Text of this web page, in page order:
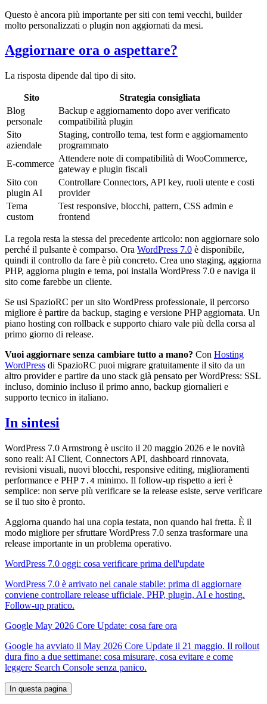
Questo è ancora più importante per siti con temi vecchi, builder
molto personalizzati o plugin non aggiornati da mesi.
Aggiornare ora o aspettare?
La risposta dipende dal tipo di sito.
Sito
Strategia consigliata
Blog
personale
Backup e aggiornamento dopo aver verificato
compatibilità plugin
Sito
aziendale
Staging, controllo tema, test form e aggiornamento
programmato
E-commerce
Attendere note di compatibilità di WooCommerce,
gateway e plugin fiscali
Sito con
plugin AI
Controllare Connectors, API key, ruoli utente e costi
provider
Tema
custom
Test responsive, blocchi, pattern, CSS admin e
frontend
La regola resta la stessa del precedente articolo: non aggiornare solo
perché il pulsante è comparso. Ora WordPress 7.0 è disponibile,
quindi il controllo da fare è più concreto. Crea uno staging, aggiorna
PHP, aggiorna plugin e tema, poi installa WordPress 7.0 e naviga il
sito come farebbe un cliente.
Se usi SpazioRC per un sito WordPress professionale, il percorso
migliore è partire da backup, staging e versione PHP aggiornata. Un
piano hosting con rollback e supporto chiaro vale più della corsa al
primo giorno di release.
Vuoi aggiornare senza cambiare tutto a mano? Con Hosting
WordPress di SpazioRC puoi migrare gratuitamente il sito da un
altro provider e partire da uno stack già pensato per WordPress: SSL
incluso, dominio incluso il primo anno, backup giornalieri e
supporto tecnico in italiano.
In sintesi
WordPress 7.0 Armstrong è uscito il 20 maggio 2026 e le novità
sono reali: AI Client, Connectors API, dashboard rinnovata,
revisioni visuali, nuovi blocchi, responsive editing, miglioramenti
performance e PHP 7.4 minimo. Il follow-up rispetto a ieri è
semplice: non serve più verificare se la release esiste, serve verificare
se il tuo sito è pronto.
Aggiorna quando hai una copia testata, non quando hai fretta. È il
modo migliore per sfruttare WordPress 7.0 senza trasformare una
release importante in un problema operativo.
WordPress 7.0 oggi: cosa verificare prima dell'update
WordPress 7.0 è arrivato nel canale stabile: prima di aggiornare
conviene controllare release ufficiale, PHP, plugin, AI e hosting.
Follow-up pratico.
Google May 2026 Core Update: cosa fare ora
Google ha avviato il May 2026 Core Update il 21 maggio. Il rollout
dura fino a due settimane: cosa misurare, cosa evitare e come
leggere Search Console senza panico.
In questa pagina